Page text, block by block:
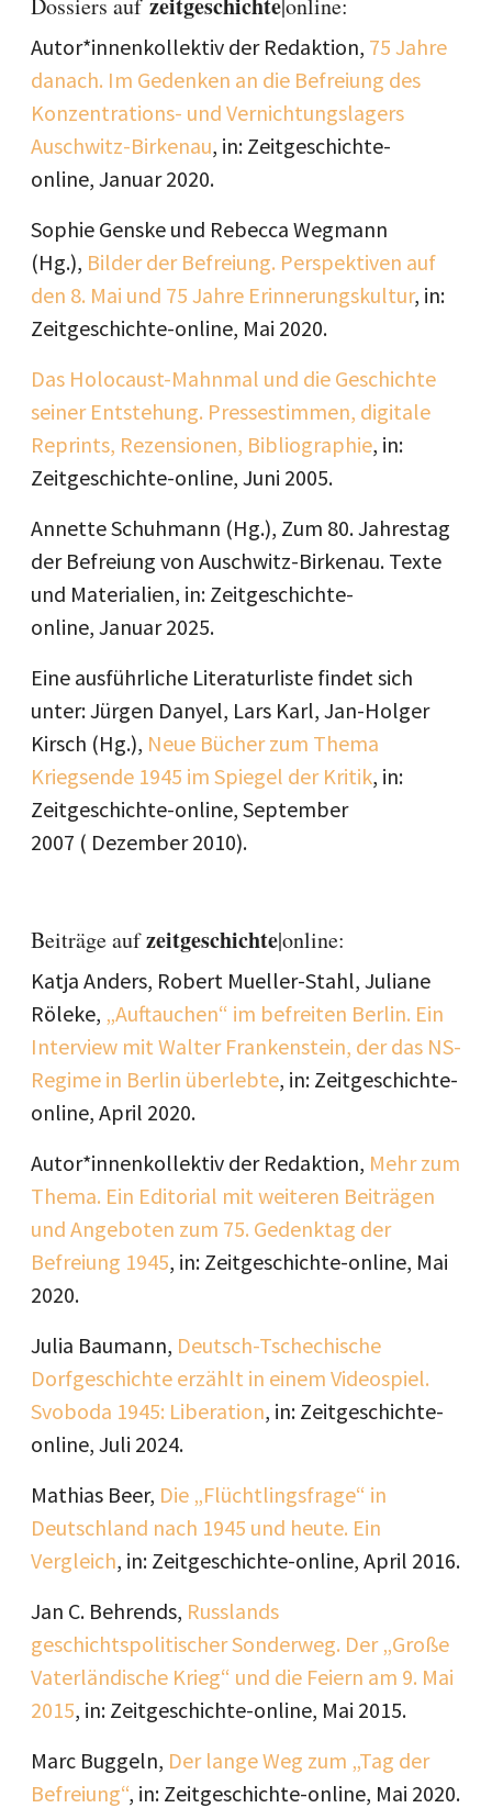
Dossiers auf |online:
Autor*innenkollektiv der Redaktion, 75 Jahre
danach. Im Gedenken an die Befreiung des
Konzentrations- und Vernichtungslagers
Auschwitz-Birkenau, in: Zeitgeschichte-
online, Januar 2020.
Sophie Genske und Rebecca Wegmann
(Hg.), Bilder der Befreiung. Perspektiven auf
den 8. Mai und 75 Jahre Erinnerungskultur, in:
Zeitgeschichte-online, Mai 2020.
Das Holocaust-Mahnmal und die Geschichte
seiner Entstehung. Pressestimmen, digitale
Reprints, Rezensionen, Bibliographie, in:
Zeitgeschichte-online, Juni 2005.
Annette Schuhmann (Hg.), Zum 80. Jahrestag
der Befreiung von Auschwitz-Birkenau. Texte
und Materialien, in: Zeitgeschichte-
online, Januar 2025.
Eine ausführliche Literaturliste findet sich
unter: Jürgen Danyel, Lars Karl, Jan-Holger
Kirsch (Hg.), Neue Bücher zum Thema
Kriegsende 1945 im Spiegel der Kritik, in:
Zeitgeschichte-online, September
2007 ( Dezember 2010).
Beiträge aufzeitgeschichte|online:
Katja Anders, Robert Mueller-Stahl, Juliane
Röleke, „Auftauchen“ im befreiten Berlin. Ein
Interview mit Walter Frankenstein, der das NS-
Regime in Berlin überlebte, in: Zeitgeschichte-
online, April 2020.
Autor*innenkollektiv der Redaktion, Mehr zum
Thema. Ein Editorial mit weiteren Beiträgen
und Angeboten zum 75. Gedenktag der
Befreiung 1945, in: Zeitgeschichte-online, Mai
2020.
Julia Baumann, Deutsch-Tschechische
Dorfgeschichte erzählt in einem Videospiel.
Svoboda 1945: Liberation, in: Zeitgeschichte-
online, Juli 2024.
Mathias Beer, Die „Flüchtlingsfrage“ in
Deutschland nach 1945 und heute. Ein
Vergleich, in: Zeitgeschichte-online, April 2016.
Jan C. Behrends, Russlands
geschichtspolitischer Sonderweg. Der „Große
Vaterländische Krieg“ und die Feiern am 9. Mai
2015, in: Zeitgeschichte-online, Mai 2015.
Marc Buggeln, Der lange Weg zum „Tag der
Befreiung“, in: Zeitgeschichte-online, Mai 2020.